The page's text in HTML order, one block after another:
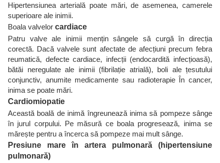
Hipertensiunea arterială poate mări, de asemenea, camerele
superioare ale inimii.
Boala valvelor cardiace
Patru valve ale inimii mențin sângele să curgă în direcția
corectă. Dacă valvele sunt afectate de afecțiuni precum febra
reumatică, defecte cardiace, infecții (endocardită infecțioasă),
bătăi neregulate ale inimii (fibrilație atrială), boli ale țesutului
conjunctiv, anumite medicamente sau radioterapie În cancer,
inima se poate mări.
Cardiomiopatie
Această boală de inimă îngreunează inima să pompeze sânge
în jurul corpului. Pe măsură ce boala progresează, inima se
mărește pentru a încerca să pompeze mai mult sânge.
Presiune mare în artera pulmonară (hipertensiune
pulmonară)